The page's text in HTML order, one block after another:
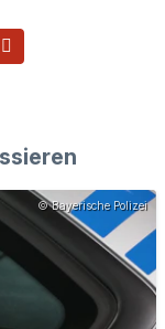
© Bayerische Polizei